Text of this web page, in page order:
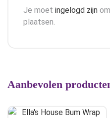
Je moet ingelogd zijn
plaatsen.
Aanbevolen